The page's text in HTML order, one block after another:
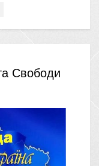
Свободи